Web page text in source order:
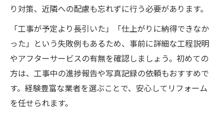
り対策、近隣への配慮も忘れずに行う必要があります。
「工事が予定より長引いた」「仕上がりに納得できなか
った」という失敗例もあるため、事前に詳細な工程説明
やアフターサービスの有無を確認しましょう。初めての
方は、工事中の進捗報告や写真記録の依頼もおすすめで
す。経験豊富な業者を選ぶことで、安心してリフォーム
を任せられます。